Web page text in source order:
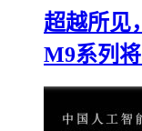
超越所见
M9系列